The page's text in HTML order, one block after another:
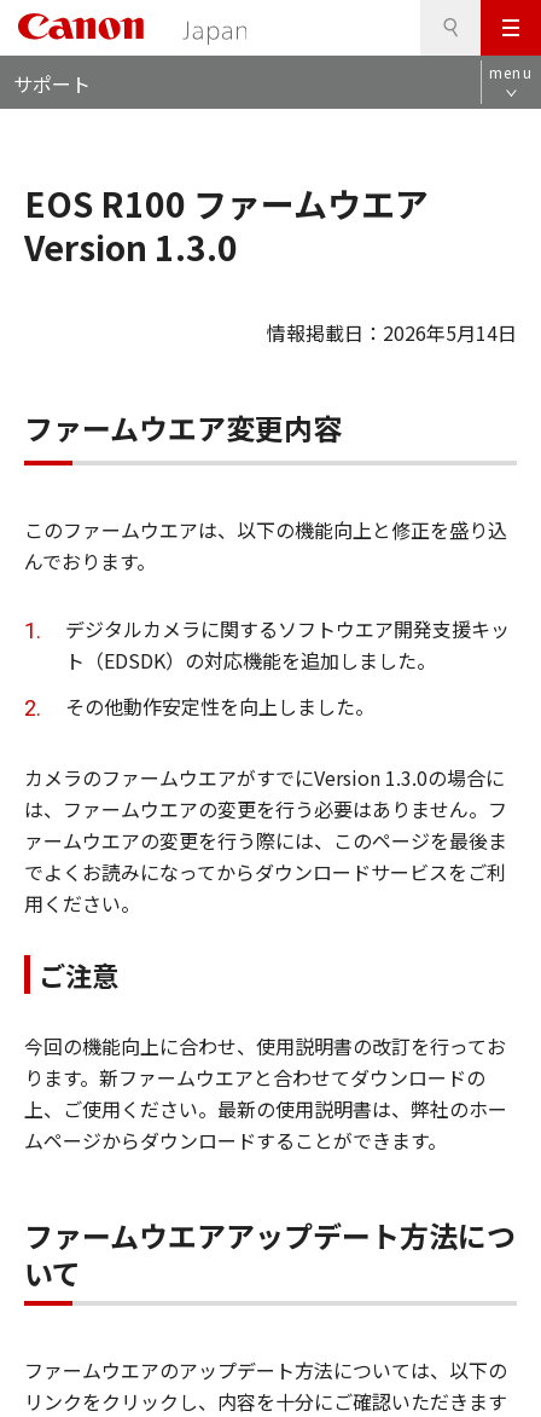
メ
ニ
ュ
サポート menu
EOS R100 ファームウエア
Version 1.3.0
情報掲載日：2026年5月14日
ファームウエア変更内容
このファームウエアは、以下の機能向上と修正を盛り込
んでおります。
デジタルカメラに関するソフトウエア開発支援キッ
ト（EDSDK）の対応機能を追加しました。
その他動作安定性を向上しました。
カメラのファームウエアがすでにVersion 1.3.0の場合に
は、ファームウエアの変更を行う必要はありません。フ
ァームウエアの変更を行う際には、このページを最後ま
でよくお読みになってからダウンロードサービスをご利
用ください。
ご注意
今回の機能向上に合わせ、使用説明書の改訂を行ってお
ります。新ファームウエアと合わせてダウンロードの
上、ご使用ください。最新の使用説明書は、弊社のホー
ムページからダウンロードすることができます。
ファームウエアアップデート方法につ
いて
ファームウエアのアップデート方法については、以下の
リンクをクリックし、内容を十分にご確認いただきます